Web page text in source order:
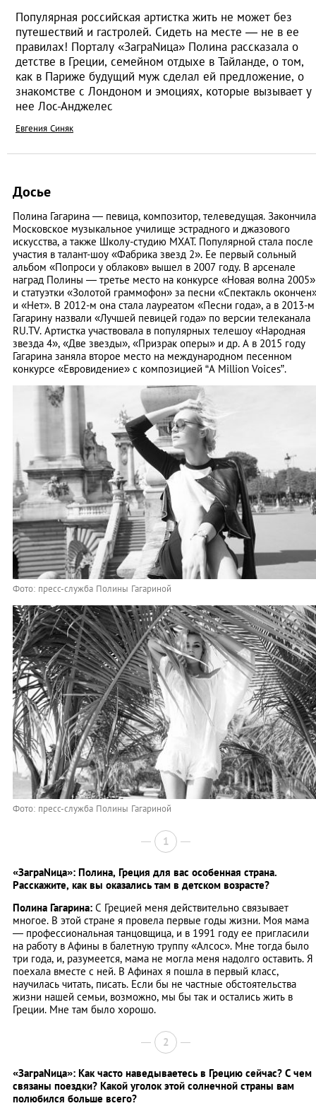
Популярная российская артистка жить не может без
путешествий и гастролей. Сидеть на месте — не в ее
правилах! Порталу «ЗаграNица» Полина рассказала о
детстве в Греции, семейном отдыхе в Тайланде, о том,
как в Париже будущий муж сделал ей предложение, о
знакомстве с Лондоном и эмоциях, которые вызывает у
нее Лос-Анджелес
Евгения Синяк
Досье
Полина Гагарина — певица, композитор, телеведущая. Закончила
Московское музыкальное училище эстрадного и джазового
искусства, а также Школу-студию МХАТ. Популярной стала после
участия в талант-шоу «Фабрика звезд 2». Ее первый сольный
альбом «Попроси у облаков» вышел в 2007 году. В арсенале
наград Полины — третье место на конкурсе «Новая волна 2005»
и статуэтки «Золотой граммофон» за песни «Спектакль
и «Нет». В 2012-м она стала лауреатом «Песни года», а в 2013-м
Гагарину назвали «Лучшей певицей года» по версии телеканала
RU.TV. Артистка участвовала в популярных телешоу «Народная
звезда 4», «Две звезды», «Призрак оперы» и др. А в 2015 году
Гагарина заняла второе место на международном песенном
конкурсе «Евровидение» с композицией “A Million Voices”.
Фото: пресс-служба Полины Гагариной
Фото: пресс-служба Полины Гагариной
1
«ЗаграNица»: Полина, Греция для вас особенная страна.
Расскажите, как вы оказались там в детском возрасте?
Полина Гагарина: С Грецией меня действительно связывает
многое. В этой стране я провела первые годы жизни. Моя мама
— профессиональная танцовщица, и в 1991 году ее пригласили
на работу в Афины в балетную труппу «Алсос». Мне тогда было
три года, и, разумеется, мама не могла меня надолго оставить. Я
поехала вместе с ней. В Афинах я пошла в первый класс,
научилась читать, писать. Если бы не частные обстоятельства
жизни нашей семьи, возможно, мы бы так и остались жить в
Греции. Мне там было хорошо.
2
«ЗаграNица»: Как часто наведываетесь в Грецию сейчас? С чем
связаны поездки? Какой уголок этой солнечной страны вам
полюбился больше всего?